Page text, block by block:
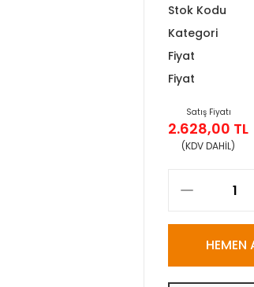
Stok Kodu
Kategori
Fiyat
Fiyat
Satış Fiyatı
2.628,00 TL
(KDV DAHİL)
HEMEN